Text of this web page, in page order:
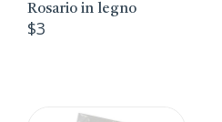
Rosario in legno
$3